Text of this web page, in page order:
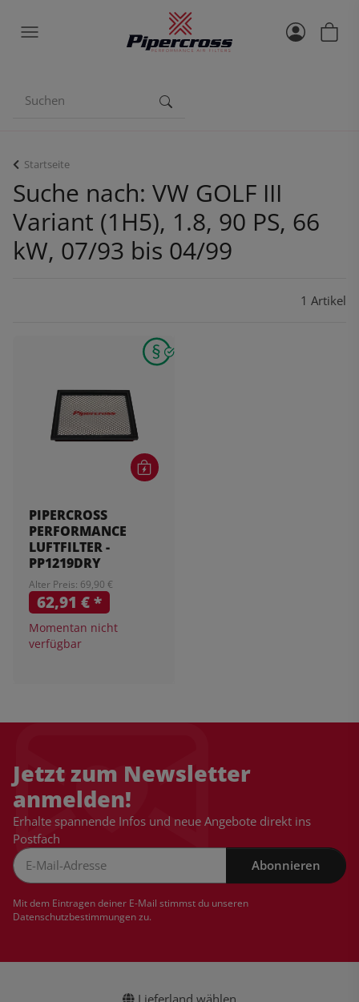
Startseite
Suche nach: VW GOLF III
Variant (1H5), 1.8, 90 PS, 66
kW, 07/93 bis 04/99
1 Artikel
PIPERCROSS
PERFORMANCE
LUFTFILTER -
PP1219DRY
Alter Preis: 69,90 €
62,91 €*
Momentan nicht
verfügbar
Jetzt zum Newsletter
anmelden!
Erhalte spannende Infos und neue Angebote direkt ins
Postfach
Abonnieren
Mit dem Eintragen deiner E-Mail stimmst du unseren
Datenschutzbestimmungenzu.
Lieferland wählen